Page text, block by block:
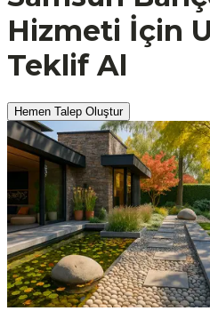
Hizmeti İçin
Teklif Al
Hemen Talep Oluştur